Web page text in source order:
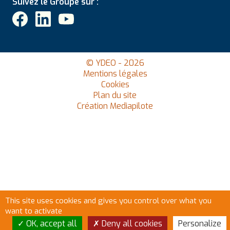
© YDEO - 2026
Mentions légales
Cookies
Plan du site
Création Mediapilote
This site uses cookies and gives you control over what you
want to activate
OK, accept all Deny all cookies Personalize